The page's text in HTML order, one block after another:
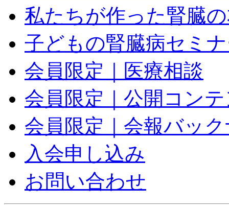
私たちが作った腎臓
子どもの腎臓病セミ
会員限定｜医療相談
会員限定｜公開コン
会員限定｜会報バッ
入会申し込み
お問い合わせ